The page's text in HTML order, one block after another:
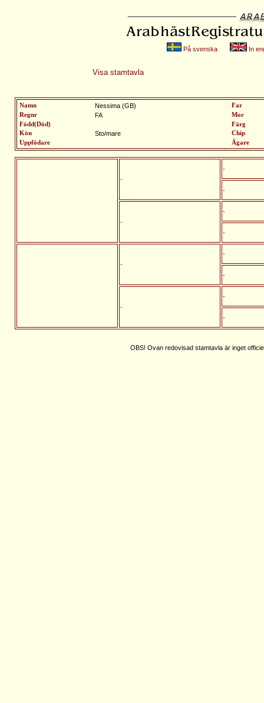
På svenska In
Visa stamtavla
Namn Nessima (GB)
Far
Regnr
FA
Mor
Född(Död)
Färg
Kön
Sto/mare
Chip
Uppfödare
Ägare
-
-
-
-
-
-
-
-
-
-
-
-
OBS! Ovan redovisad stamtavla är inget